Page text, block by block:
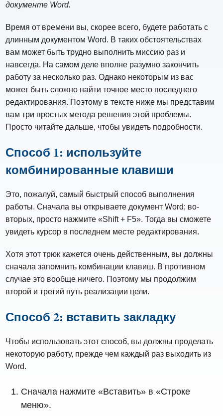
документе Word.
Время от времени вы, скорее всего, будете работать с
длинным документом Word. В таких обстоятельствах
вам может быть трудно выполнить миссию раз и
навсегда. На самом деле вполне разумно закончить
работу за несколько раз. Однако некоторым из вас
может быть сложно найти точное место последнего
редактирования. Поэтому в тексте ниже мы представим
вам три простых метода решения этой проблемы.
Просто читайте дальше, чтобы увидеть подробности.
Способ 1: используйте
комбинированные клавиши
Это, пожалуй, самый быстрый способ выполнения
работы. Сначала вы открываете документ Word; во-
вторых, просто нажмите «Shift + F5». Тогда вы сможете
увидеть курсор в последнем месте редактирования.
Хотя этот трюк кажется очень действенным, вы должны
сначала запомнить комбинации клавиш. В противном
случае это вообще ничего. Поэтому мы продолжим
второй и третий путь реализации цели.
Способ 2: вставить закладку
Чтобы использовать этот способ, вы должны проделать
некоторую работу, прежде чем каждый раз выходить из
Word.
Сначала нажмите «Вставить» в «Строке
меню».